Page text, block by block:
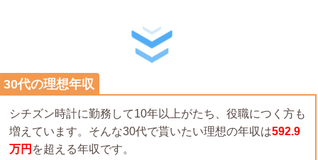
30代の理想年収
シチズン時計に勤務して10年以上がたち、役職につく方も
増えています。そんな30代で貰いたい理想の年収は592.9
万円 を超える年収です。